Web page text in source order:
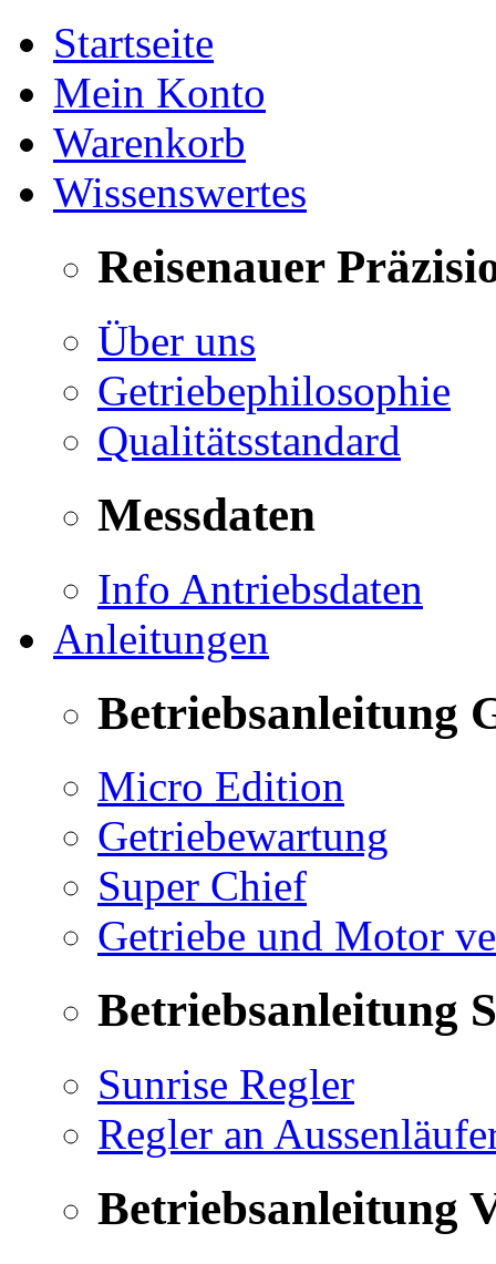
Startseite
Mein Konto
Warenkorb
Wissenswertes
Reisenauer
Über uns
Getriebephilosophie
Qualitätsstandard
Messdaten
Info Antriebsdaten
Anleitungen
Betriebsanleitung
Micro Edition
Getriebewartung
Super Chief
Getriebe und Motor
Betriebsanleitung
Sunrise Regler
Regler an
Betriebsanleitung